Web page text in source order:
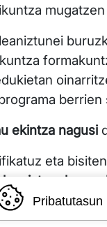
mugatzen
berrien
ekintza nagusi
eta
profesionalen